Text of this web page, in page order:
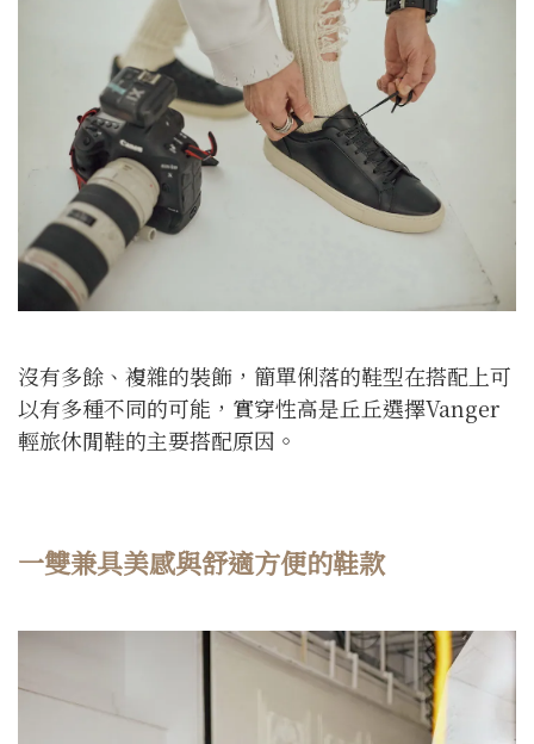
沒有多餘、複雜的裝飾，簡單俐落的鞋型在搭配上可
以有多種不同的可能，實穿性高是丘丘選擇Vanger
輕旅休閒鞋的主要搭配原因。
一雙兼具美感與舒適方便的鞋款